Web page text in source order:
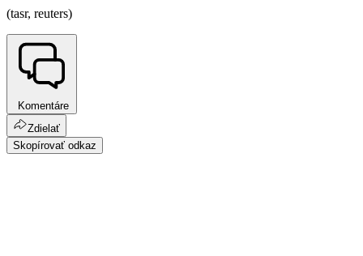
(tasr, reuters)
Komentáre
Zdielať
Skopírovať odkaz